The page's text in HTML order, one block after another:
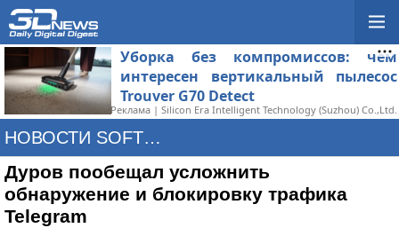
Уборка без компромиссов: чем
интересен вертикальный пылесос
Trouver G70 Detect
Реклама | Silicon Era Intelligent Technology (Suzhou) Co.,Ltd.
НОВОСТИ SOFTWARE
Дуров пообещал усложнить
обнаружение и блокировку трафика
Telegram